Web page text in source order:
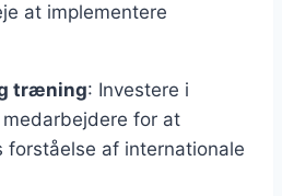
at implementere
træning: Investere i
for at
forståelse af internationale